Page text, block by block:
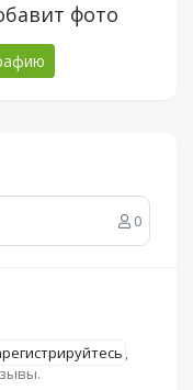
фото
0
,